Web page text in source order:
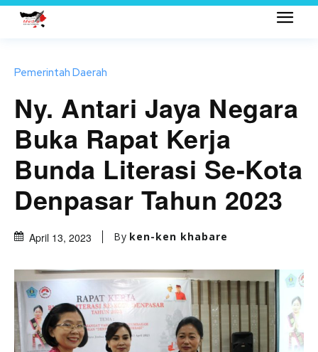
Pemerintah Daerah
Ny. Antari Jaya Negara
Buka Rapat Kerja
Bunda Literasi Se-Kota
Denpasar Tahun 2023
April 13, 2023 By ken-ken khabare